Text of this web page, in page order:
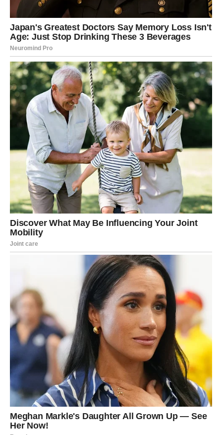
Razumevanje hormonskog ciklusa (uključujući menstruaciju,
trudnoću i menopauzu), upotrebe kontracepcije, seksualne
aktivnosti, ishrane, upravljanja stresom, lične higijene i
primene antibiotika i drugih lekova je od suštinskog značaja za
razlikovanje tipičnih fizioloških promena od onih koje mogu
značiti osnovne zdravstvene probleme.
⏳ Kada treba razmisliti o traženju lekarskog saveta?
Specifične promene u iscjetku mogu ukazivati na neophodnost
konsultacije sa ginekologom. Budite pažljivi na sledeće
Promene u boji (kao što su žućkaste, zelenkaste ili sivkaste
nijanse), prisustvo neprijatnog ili jakog mirisa, osećaj svraba,
iritacije ili peckanja, nelagodnost tokom mokrenja ili
seksualnog odnosa, i krvavi iscedak koji se javlja van
menstrualnog ciklusa mogu ukazivati na osnovnu infekciju,
hormonsku zapaljenu ili profesionalnu upalu. procena.